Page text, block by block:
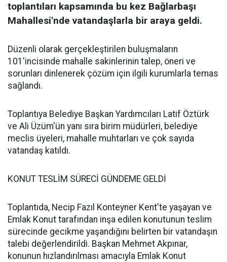
toplantıları kapsamında bu kez Bağlarbaşı
Mahallesi'nde vatandaşlarla bir araya geldi.
Düzenli olarak gerçekleştirilen buluşmaların
101'incisinde mahalle sakinlerinin talep, öneri ve
sorunları dinlenerek çözüm için ilgili kurumlarla temas
sağlandı.
Toplantıya Belediye Başkan Yardımcıları Latif Öztürk
ve Ali Üzüm'ün yanı sıra birim müdürleri, belediye
meclis üyeleri, mahalle muhtarları ve çok sayıda
vatandaş katıldı.
KONUT TESLİM SÜRECİ GÜNDEME GELDİ
Toplantıda, Necip Fazıl Konteyner Kent'te yaşayan ve
Emlak Konut tarafından inşa edilen konutunun teslim
sürecinde gecikme yaşandığını belirten bir vatandaşın
talebi değerlendirildi. Başkan Mehmet Akpınar,
konunun hızlandırılması amacıyla Emlak Konut